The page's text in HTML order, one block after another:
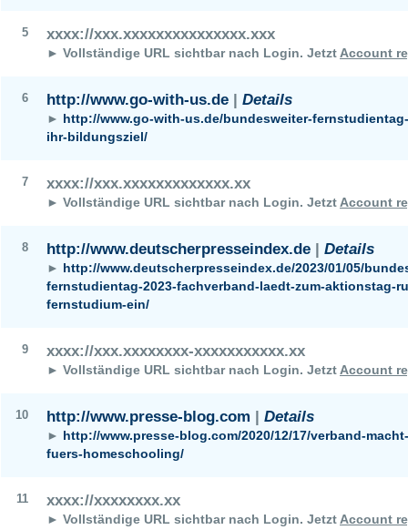
5 xxxx://xxx.xxxxxxxxxxxxxxx.xxx
► Vollständige URL sichtbar nach Login. Jetzt Account
6 http://www.go-with-us.de | Details
► http://www.go-with-us.de/bundesweiter-
ihr-bildungsziel/
7 xxxx://xxx.xxxxxxxxxxxxx.xx
► Vollständige URL sichtbar nach Login. Jetzt Account
8 http://www.deutscherpresseindex.de | Details
► http://www.deutscherpresseindex.de/2023/01/05/
fernstudientag-2023-fachverband-laedt-zum-aktionstag-
fernstudium-ein/
9 xxxx://xxx.xxxxxxxx-xxxxxxxxxxx.xx
► Vollständige URL sichtbar nach Login. Jetzt Account
10 http://www.presse-blog.com | Details
► http://www.presse-blog.com/2020/12/17/verband-
fuers-homeschooling/
11 xxxx://xxxxxxxx.xx
► Vollständige URL sichtbar nach Login. Jetzt Account